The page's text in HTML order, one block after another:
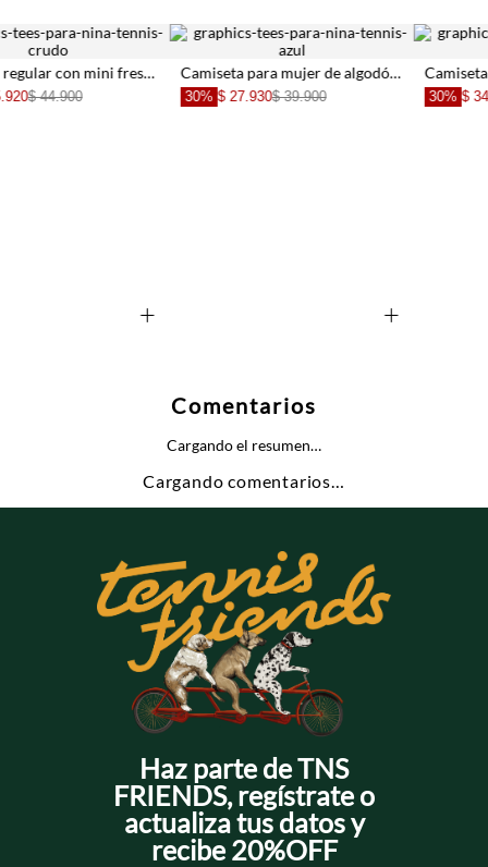
Camiseta para mujer de algodón azul crop con bordado Camiseta fit recto con corazón estampado en algodón beige para niña
$ 49.900
30% $ 27.930 $ 39.900
Comentarios
Cargando el resumen…
Cargando comentarios…
Haz parte de TNS
FRIENDS, regístrate o
actualiza tus datos y
recibe 20%OFF